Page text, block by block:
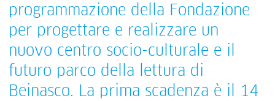
programmazione della Fondazione
per progettare e realizzare un
nuovo centro socio-culturale e il
futuro parco della lettura di
Beinasco. La prima scadenza è il 14